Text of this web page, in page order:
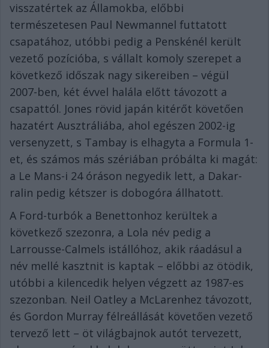
visszatértek az Államokba, előbbi
természetesen Paul Newmannel futtatott
csapatához, utóbbi pedig a Penskénél került
vezető pozícióba, s vállalt komoly szerepet a
következő időszak nagy sikereiben – végül
2007-ben, két évvel halála előtt távozott a
csapattól. Jones rövid japán kitérőt követően
hazatért Ausztráliába, ahol egészen 2002-ig
versenyzett, s Tambay is elhagyta a Formula 1-
et, és számos más szériában próbálta ki magát:
a Le Mans-i 24 óráson negyedik lett, a Dakar-
ralin pedig kétszer is dobogóra állhatott.
A Ford-turbók a Benettonhoz kerültek a
következő szezonra, a Lola név pedig a
Larrousse-Calmels istállóhoz, akik ráadásul a
név mellé kasztnit is kaptak – előbbi az ötödik,
utóbbi a kilencedik helyen végzett az 1987-es
szezonban. Neil Oatley a McLarenhez távozott,
és Gordon Murray félreállását követően vezető
tervező lett – öt világbajnok autót tervezett,